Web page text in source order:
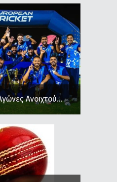
Ανοιχτού...